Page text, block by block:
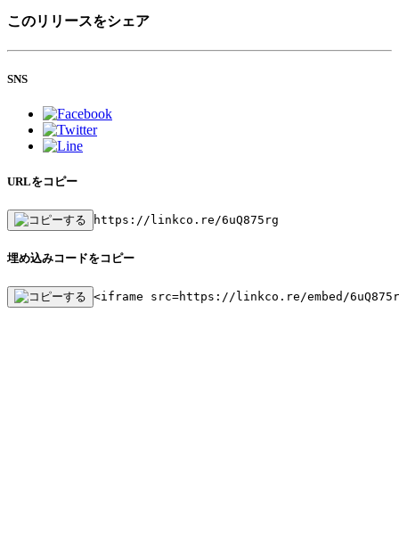
このリリースをシェア
SNS
URLをコピー
https://linkco.re/6uQ875rg
埋め込みコードをコピー
<iframe src=https://linkco.re/embed/